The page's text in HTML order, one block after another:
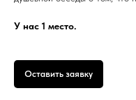
У нас 1 место.
Оставить заявку